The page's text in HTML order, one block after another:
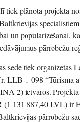
plānota projekta
un popularizēšanai,
pārrobežu
sēde tiek organizētas
LLB-1-098 “Tūrisma
2) ietvaros.
(1 131 887,40 LVL) ir
pārrobežu